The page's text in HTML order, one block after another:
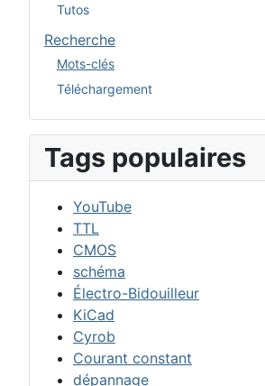
Tutos
Recherche
Mots-clés
Téléchargement
Tags populaires
YouTube
TTL
CMOS
schéma
Électro-Bidouilleur
KiCad
Cyrob
Courant constant
dépannage